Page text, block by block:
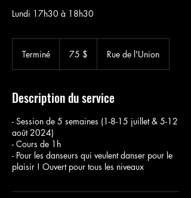
Lundi 17h30 à 18h30
Terminé
i
é
75 $ Rue de l'Union
Description du service
- Session de 5 semaines (1-8-15 juillet & 5-12
août 2024)
- Cours de 1h
- Pour les danseurs qui veulent danser pour le
plaisir ! Ouvert pour tous les niveaux